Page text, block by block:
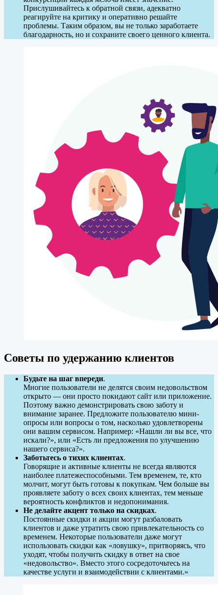
Прислушивайтесь к обратной связи, адекватно
реагируйте на критику и оперативно решайте
проблемы. Таким образом, вы не только заработаете
благодарность, но и сохраните своего ценного клиента.
Советы по удержанию клиентов
Будьте на шаг впереди.
Многие пользователи не делятся своим недовольством
открыто — они просто покидают сайт или приложение.
Поэтому важно демонстрировать свою заботу и
внимание заранее. Предложите пользователю мини-
опросы или вопросы о том, насколько удовлетворены
они вашим сервисом. Например: «Нашли ли вы все, что
искали?», или «Есть ли предложения по улучшению
нашего сервиса?».
Заботьтесь о тихих клиентах.
Говорящие и активные клиенты не всегда являются
наиболее платежеспособными. Тем временем, те, кто
молчит, могут быть готовы к покупкам. Чем больше вы
проявляете заботу о всех своих клиентах, тем меньше
вероятность конфликтов и недопонимания.
Не делайте акцент только на скидках.
Постоянные скидки и акции могут разбаловать
клиентов и даже утратить свою привлекательность со
временем. Некоторые пользователи даже могут
использовать скидки как «ловушку», притворяясь, что
уходят, чтобы получить скидку в ответ на свое
«недовольство». Вместо этого сосредоточьтесь на
качестве услуги и взаимодействии с клиентами.»